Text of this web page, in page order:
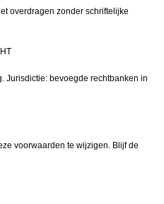
overdragen zonder schriftelijke
Jurisdictie: bevoegde rechtbanken in
voorwaarden te wijzigen. Blijf de